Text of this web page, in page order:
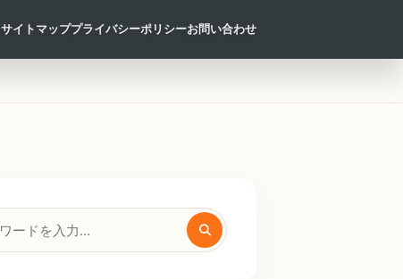
サイトマッププライバシーポリシーお問い合わせ